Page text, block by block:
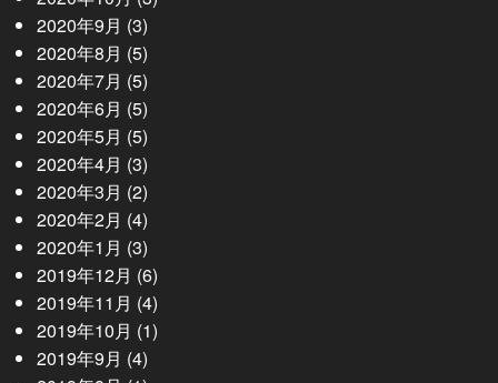
2020年9月 (3)
2020年8月 (5)
2020年7月 (5)
2020年6月 (5)
2020年5月 (5)
2020年4月 (3)
2020年3月 (2)
2020年2月 (4)
2020年1月 (3)
2019年12月 (6)
2019年11月 (4)
2019年10月 (1)
2019年9月 (4)